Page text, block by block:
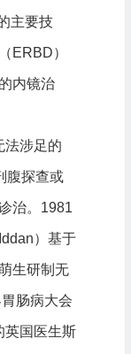
主要技
ERBD）
内镜治
法涉足的
腹探查或
治。1981
）基于
生研制无
肠病大会
英国医生斯